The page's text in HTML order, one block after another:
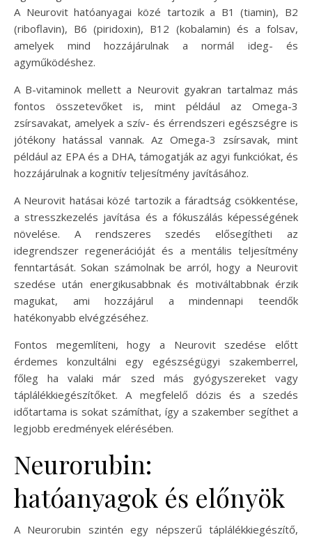
A Neurovit hatóanyagai közé tartozik a B1 (tiamin), B2
(riboflavin), B6 (piridoxin), B12 (kobalamin) és a folsav,
amelyek mind hozzájárulnak a normál ideg- és
agyműködéshez.
A B-vitaminok mellett a Neurovit gyakran tartalmaz más
fontos összetevőket is, mint például az Omega-3
zsírsavakat, amelyek a szív- és érrendszeri egészségre is
jótékony hatással vannak. Az Omega-3 zsírsavak, mint
például az EPA és a DHA, támogatják az agyi funkciókat, és
hozzájárulnak a kognitív teljesítmény javításához.
A Neurovit hatásai közé tartozik a fáradtság csökkentése,
a stresszkezelés javítása és a fókuszálás képességének
növelése. A rendszeres szedés elősegítheti az
idegrendszer regenerációját és a mentális teljesítmény
fenntartását. Sokan számolnak be arról, hogy a Neurovit
szedése után energikusabbnak és motiváltabbnak érzik
magukat, ami hozzájárul a mindennapi teendők
hatékonyabb elvégzéséhez.
Fontos megemlíteni, hogy a Neurovit szedése előtt
érdemes konzultálni egy egészségügyi szakemberrel,
főleg ha valaki már szed más gyógyszereket vagy
táplálékkiegészítőket. A megfelelő dózis és a szedés
időtartama is sokat számíthat, így a szakember segíthet a
legjobb eredmények elérésében.
Neurorubin:
hatóanyagok és előnyök
A Neurorubin szintén egy népszerű táplálékkiegészítő,